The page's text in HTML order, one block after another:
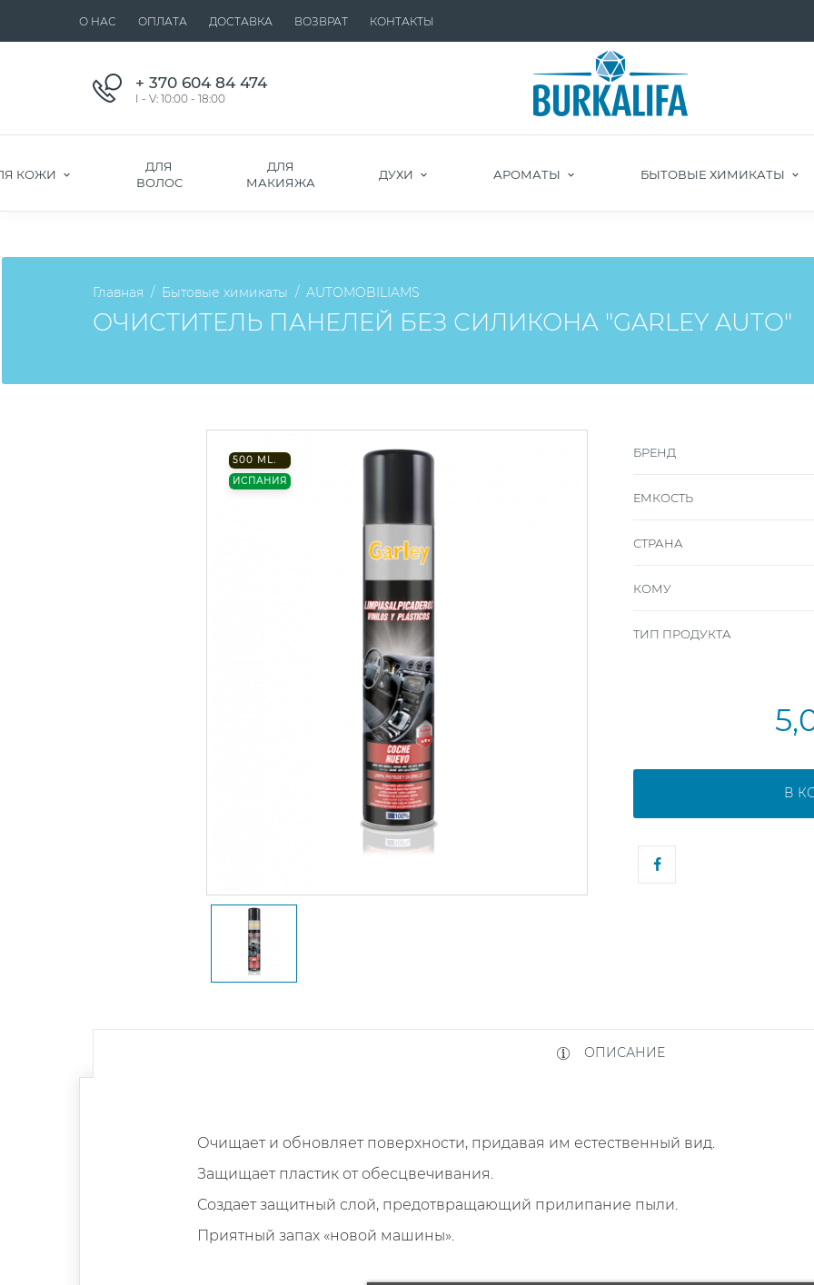
О НАС ОПЛАТА ДОСТАВКА ВОЗВРАТ КОНТАКТЫ
+ 370 604 84 474
I - V: 10:00 - 18:00
КОЖИ
ДЛЯ
ВОЛОС
ДЛЯ
МАКИЯЖА
ДУХИ АРОМАТЫ БЫТОВЫЕ ХИМИКАТЫ
Главная Бытовые химикаты AUTOMOBILIAMS
ОЧИСТИТЕЛЬ ПАНЕЛЕЙ БЕЗ СИЛИКОНА "GARLEY AUTO"
500 ML.
ИСПАНИЯ
БРЕНД
ЕМКОСТЬ
СТРАНА
КОМУ
ТИП ПРОДУКТА
В
ОПИСАНИЕ
Очищает и обновляет поверхности, придавая им естественный вид.
Защищает пластик от обесцвечивания.
Создает защитный слой, предотвращающий прилипание пыли.
Приятный запах «новой машины».